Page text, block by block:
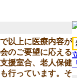
以上に医療内容が
のご要望に応える
援室合、老人保健
行っています。そ